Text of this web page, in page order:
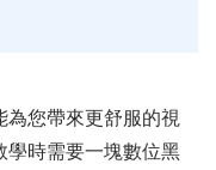
您帶來更舒服的視
時需要一塊數位黑